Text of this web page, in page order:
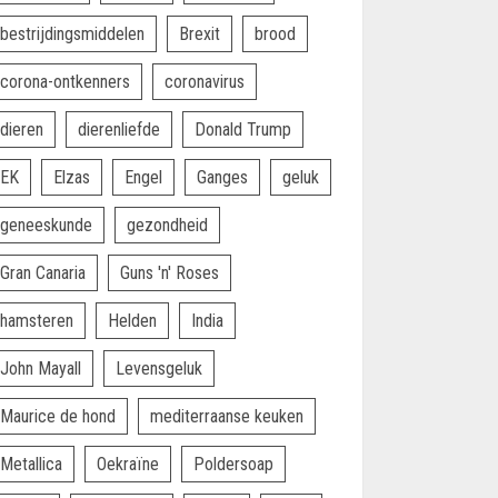
bestrijdingsmiddelen Brexit brood
corona-ontkenners coronavirus
dieren dierenliefde Donald Trump
EK Elzas Engel Ganges geluk
geneeskunde gezondheid
Gran Canaria Guns 'n' Roses
hamsteren Helden India
John Mayall Levensgeluk
Maurice de hond mediterraanse keuken
Metallica Oekraïne Poldersoap